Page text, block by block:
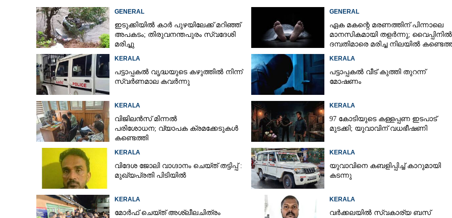
GENERAL
ഇടുക്കിയിൽ കാർ പുഴയിലേക്ക് മറിഞ്ഞ്
അപകടം; തിരുവനന്തപുരം സ്വദേശി
മരിച്ചു
GENERAL
ഏക മകന്റെ മരണത്തിന് പിന്നാലെ
മാനസികമായി തളർന്നു; വൈപ്പിനിൽ
ദമ്പതിമാരെ മരിച്ച നിലയിൽ
KERALA
പട്ടാപ്പകൽ വൃദ്ധയുടെ കഴുത്തിൽ നിന്ന്
സ്വർണമാല കവർന്നു
KERALA
പട്ടാപ്പകൽ വീട് കുത്തി തുറന്ന്
മോഷണം
KERALA
വിജിലൻസ് മിന്നൽ
പരിശോധന; വ്യാപക ക്രമക്കേടുകൾ
കണ്ടെത്തി
KERALA
97 കോടിയുടെ കള്ളപ്പണ ഇടപാട്
മുടക്കി; യുവാവിന് വധഭീഷണി
KERALA
വിദേശ ജോലി വാഗ്ദാനം ചെയ്ത് തട്ടിപ്പ് :
മുഖ്യപ്രതി പിടിയിൽ
KERALA
യുവാവിനെ കബളിപ്പിച്ച് കാറുമായി
കടന്നു
KERALA
മോർഫ് ചെയ്ത് അശ്ലീലചിത്രം
KERALA
വർക്കലയിൽ സ്വകാര്യ ബസ്